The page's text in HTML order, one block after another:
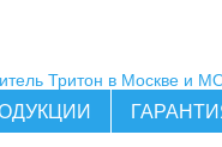
Тритон в Москве и